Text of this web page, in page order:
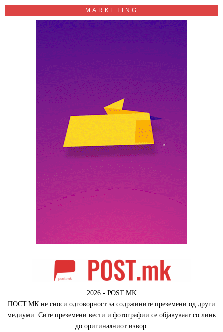
MARKETING
2026 - POST.MK
ПОСТ.МК не сноси одговорност за содржините преземени од други
медиуми. Сите преземени вести и фотографии се објавуваат со линк
до оригиналниот извор.